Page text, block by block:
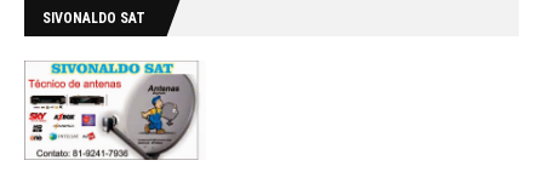
SIVONALDO SAT